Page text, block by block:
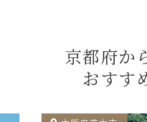
京都府か
おすす